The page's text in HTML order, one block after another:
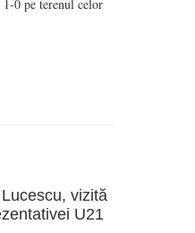
0 pe terenul celor
vizită
U21